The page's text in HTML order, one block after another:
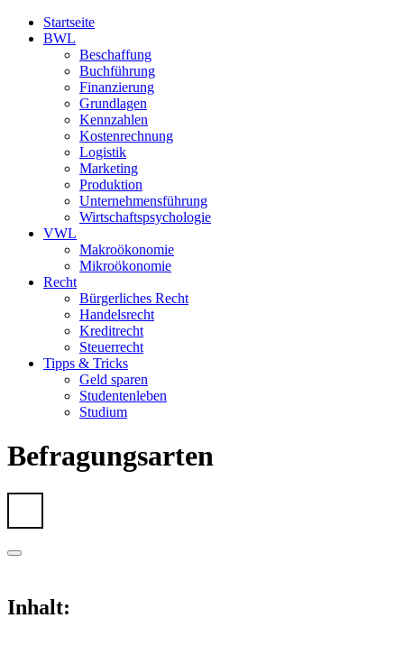
Startseite
BWL
Beschaffung
Buchführung
Finanzierung
Grundlagen
Kennzahlen
Kostenrechnung
Logistik
Marketing
Produktion
Unternehmensführung
Wirtschaftspsychologie
VWL
Makroökonomie
Mikroökonomie
Recht
Bürgerliches Recht
Handelsrecht
Kreditrecht
Steuerrecht
Tipps & Tricks
Geld sparen
Studentenleben
Studium
Befragungsarten
Inhalt: